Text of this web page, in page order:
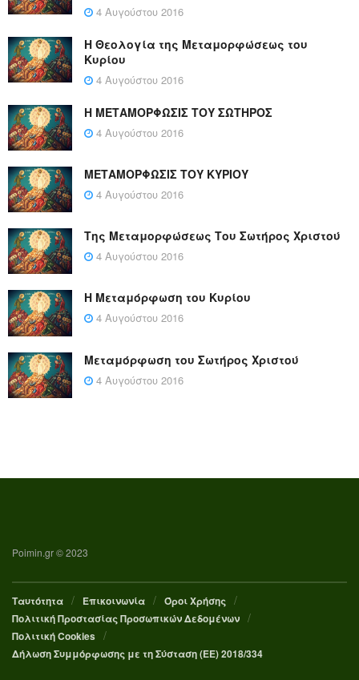
4 Αυγούστου 2016
Η Θεολογία της Μεταμορφώσεως του
Κυρίου
4 Αυγούστου 2016
Η ΜΕΤΑΜΟΡΦΩΣΙΣ ΤΟΥ ΣΩΤΗΡΟΣ
4 Αυγούστου 2016
ΜΕΤΑΜΟΡΦΩΣΙΣ ΤΟΥ ΚΥΡΙΟΥ
4 Αυγούστου 2016
Της Μεταμορφώσεως Του Σωτήρος Χριστού
4 Αυγούστου 2016
Η Μεταμόρφωση του Κυρίου
4 Αυγούστου 2016
Μεταμόρφωση του Σωτήρος Χριστού
4 Αυγούστου 2016
Poimin.gr © 2023
Ταυτότητα Επικοινωνία
Όροι Χρήσης
Πολιτική Προστασίας Προσωπικών Δεδομένων
Πολιτική Cookies
Δήλωση Συμμόρφωσης με τη Σύσταση (ΕΕ) 2018/334